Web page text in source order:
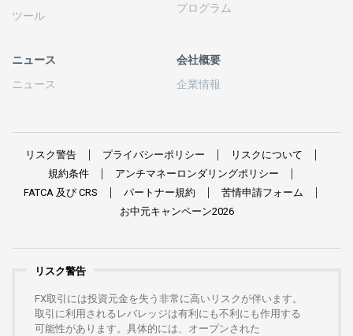
ツール
プログラム
ニュース
ニュース
会社概要
企業情報
リスク警告 プライバシーポリシー
リスクについて
規約条件
アンチマネーロンダリングポリシー
FATCA 及び CRS パートナー規約 苦情申請フォーム
お中元キャンペーン2026
リスク警告
FX取引には投資元金を失う 非常に高い リスクが伴います。
取引に利用さ れる レバレッジは有利にも不利にも作用する
可能性があります。 具体的には、 オープンさ れた